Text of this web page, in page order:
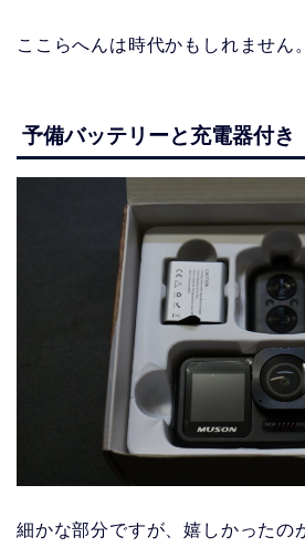
ここらへんは時代かもしれません
予備バッテリーと充電器付き
細かな部分ですが、嬉しかったの